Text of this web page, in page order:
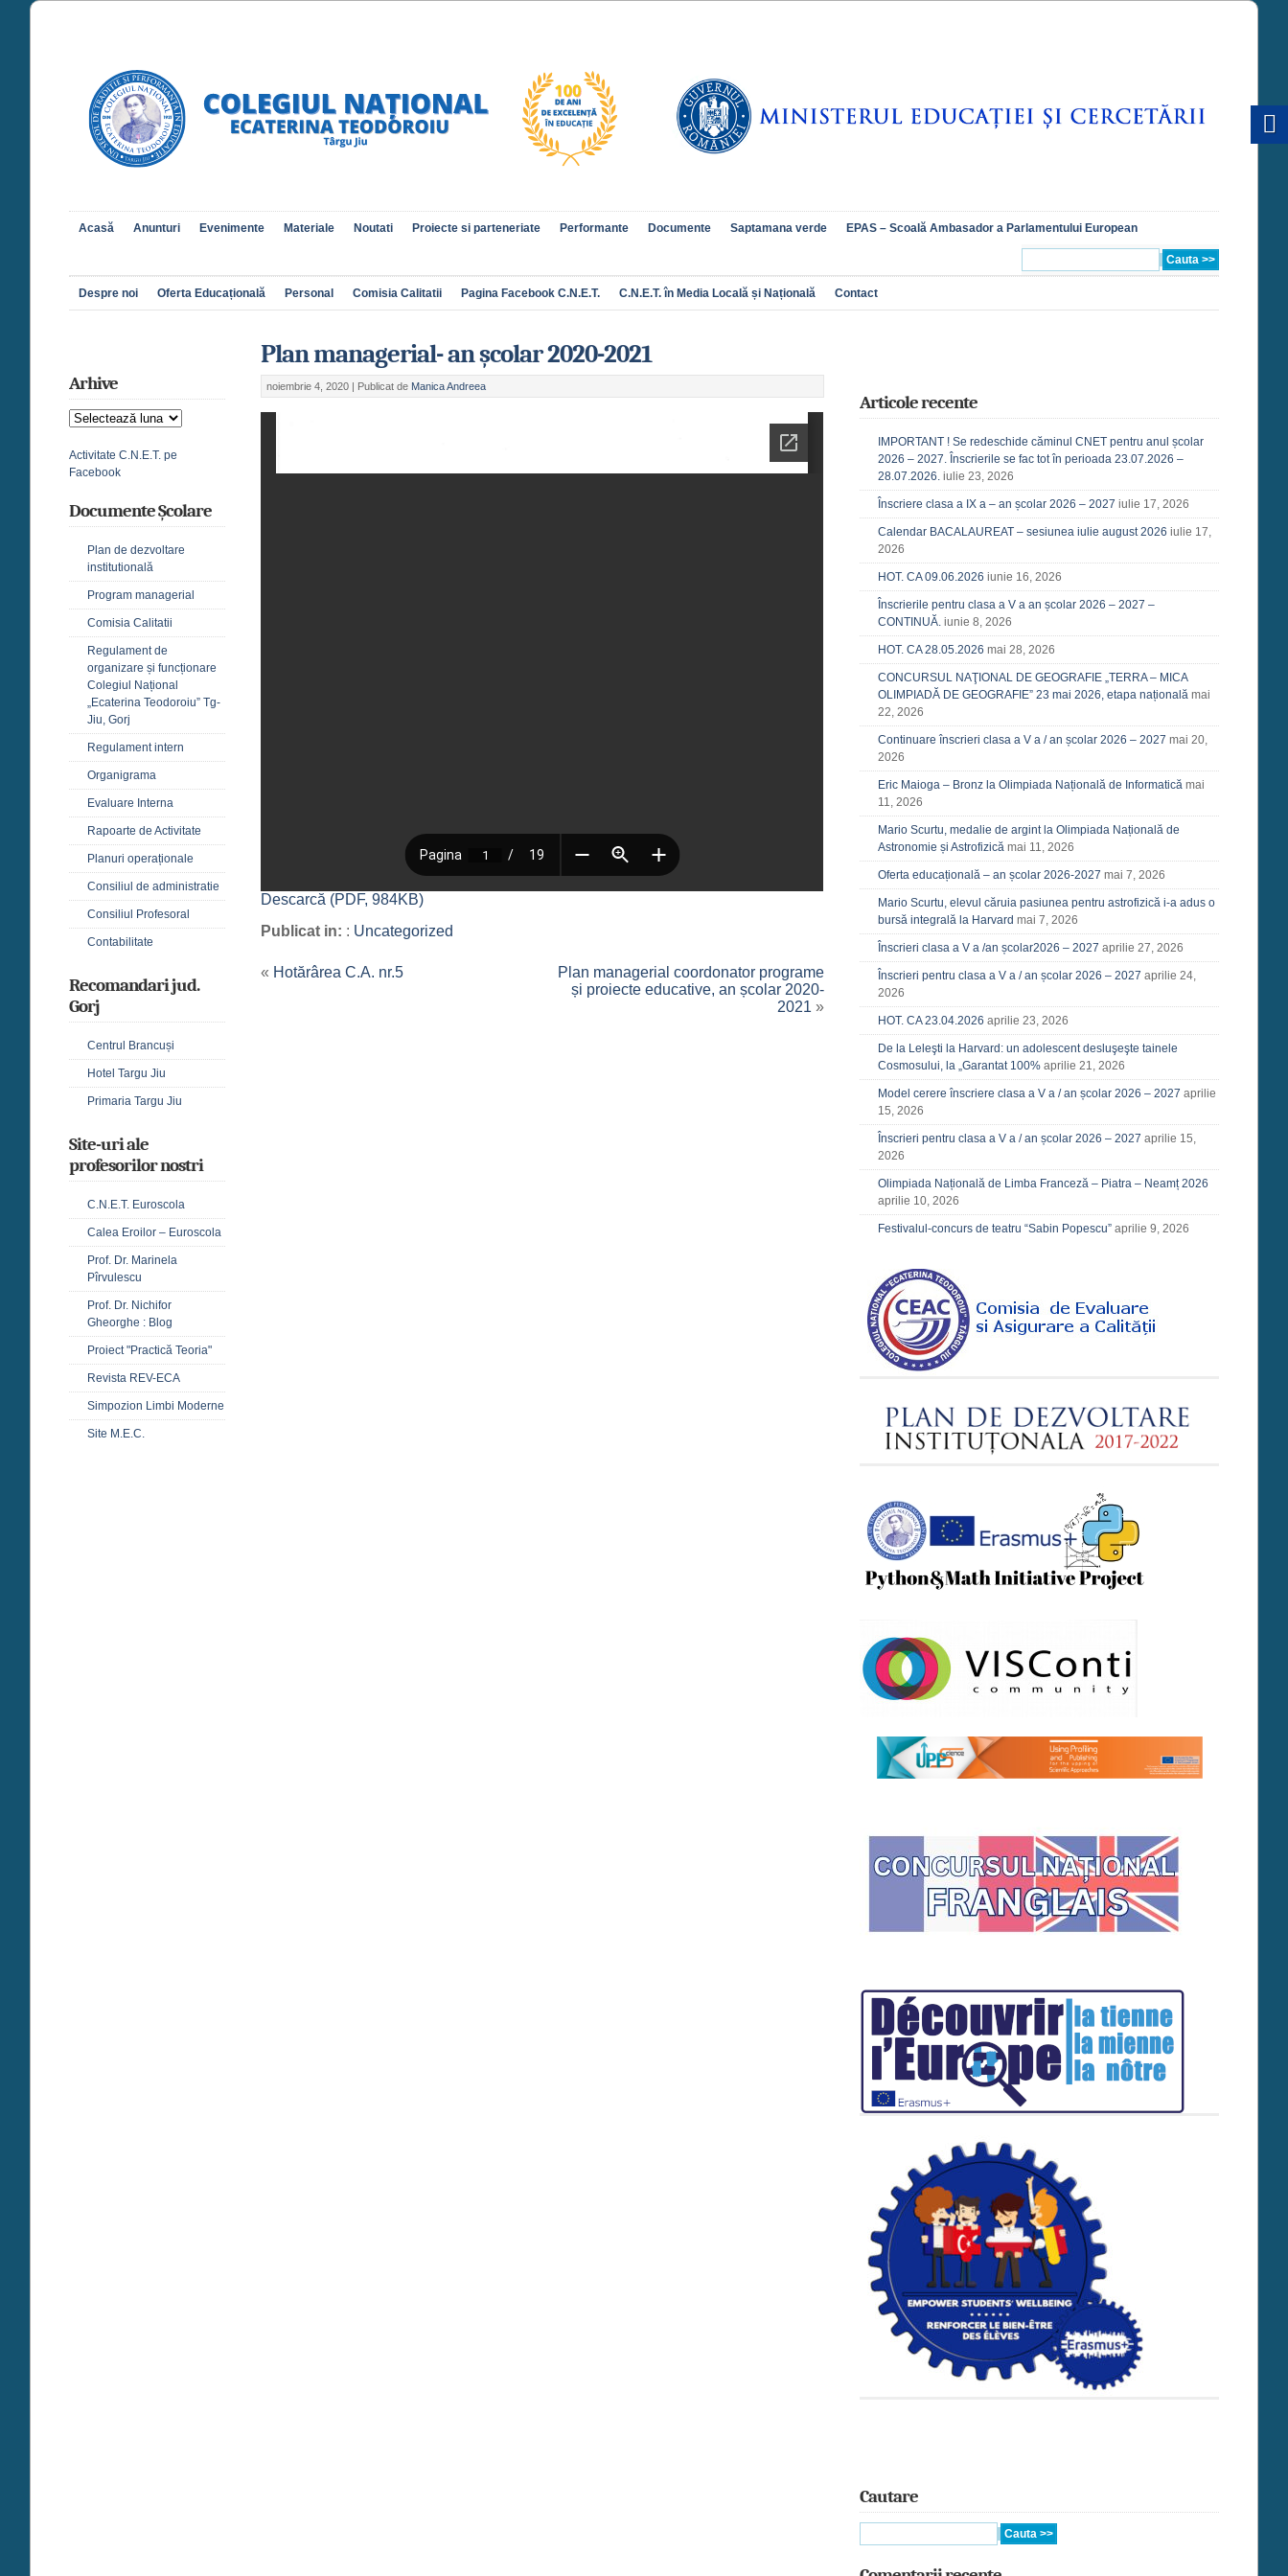
Acasă Anunturi Evenimente Materiale Noutati Proiecte si parteneriate Performante Documente Saptamana verde EPAS – Scoală Ambasador a Parlamentului European
Despre noi Oferta Educațională Personal Comisia Calitatii Pagina Facebook C.N.E.T. C.N.E.T. în Media Locală și Națională Contact
Plan managerial- an școlar 2020-2021
noiembrie 4, 2020 | Publicat de Manica Andreea
Descarcă (PDF, 984KB)
Publicat in: : Uncategorized
« Hotărârea C.A. nr.5
Plan managerial coordonator programe
și proiecte educative, an școlar 2020-
2021 »
Arhive
Arhive
Activitate C.N.E.T. pe
Facebook
Documente Școlare
Plan de dezvoltare
institutională
Program managerial
Comisia Calitatii
Regulament de
organizare și funcționare
Colegiul Național
„Ecaterina Teodoroiu” Tg-
Jiu, Gorj
Regulament intern
Organigrama
Evaluare Interna
Rapoarte de Activitate
Planuri operaționale
Consiliul de administratie
Consiliul Profesoral
Contabilitate
Recomandari jud.
Gorj
Centrul Brancuși
Hotel Targu Jiu
Primaria Targu Jiu
Site-uri ale
profesorilor nostri
C.N.E.T. Euroscola
Calea Eroilor – Euroscola
Prof. Dr. Marinela
Pîrvulescu
Prof. Dr. Nichifor
Gheorghe : Blog
Proiect "Practică Teoria"
Revista REV-ECA
Simpozion Limbi Moderne
Site M.E.C.
Articole recente
IMPORTANT ! Se redeschide căminul CNET pentru anul școlar
2026 – 2027. Înscrierile se fac tot în perioada 23.07.2026 –
28.07.2026. iulie 23, 2026
Înscriere clasa a IX a – an școlar 2026 – 2027 iulie 17, 2026
Calendar BACALAUREAT – sesiunea iulie august 2026 iulie 17,
2026
HOT. CA 09.06.2026 iunie 16, 2026
Înscrierile pentru clasa a V a an școlar 2026 – 2027 –
CONTINUĂ. iunie 8, 2026
HOT. CA 28.05.2026 mai 28, 2026
CONCURSUL NAŢIONAL DE GEOGRAFIE „TERRA – MICA
OLIMPIADĂ DE GEOGRAFIE” 23 mai 2026, etapa națională mai
22, 2026
Continuare înscrieri clasa a V a / an școlar 2026 – 2027 mai 20,
2026
Eric Maioga – Bronz la Olimpiada Națională de Informatică mai
11, 2026
Mario Scurtu, medalie de argint la Olimpiada Națională de
Astronomie și Astrofizică mai 11, 2026
Oferta educațională – an școlar 2026-2027 mai 7, 2026
Mario Scurtu, elevul căruia pasiunea pentru astrofizică i-a adus o
bursă integrală la Harvard mai 7, 2026
Înscrieri clasa a V a /an școlar2026 – 2027 aprilie 27, 2026
Înscrieri pentru clasa a V a / an școlar 2026 – 2027 aprilie 24,
2026
HOT. CA 23.04.2026 aprilie 23, 2026
De la Leleşti la Harvard: un adolescent desluşeşte tainele
Cosmosului, la „Garantat 100% aprilie 21, 2026
Model cerere înscriere clasa a V a / an școlar 2026 – 2027 aprilie
15, 2026
Înscrieri pentru clasa a V a / an școlar 2026 – 2027 aprilie 15,
2026
Olimpiada Națională de Limba Franceză – Piatra – Neamț 2026
aprilie 10, 2026
Festivalul-concurs de teatru “Sabin Popescu” aprilie 9, 2026
Cautare